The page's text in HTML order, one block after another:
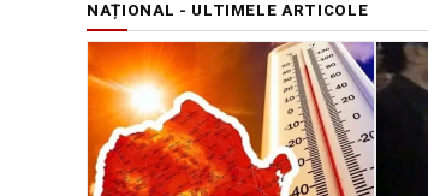
NAȚIONAL - ULTIMELE ARTICOLE